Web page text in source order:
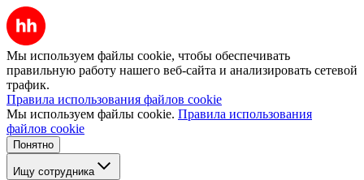
Мы используем файлы cookie, чтобы обеспечивать
правильную работу нашего веб-сайта и анализировать сетевой
трафик.
Правила использования файлов cookie
Мы используем файлы cookie. Правила использования
файлов cookie
Понятно
Ищу сотрудника